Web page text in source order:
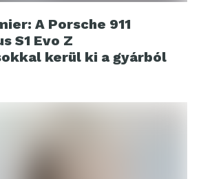
A Porsche 911
S1 Evo Z
kerül ki a gyárból